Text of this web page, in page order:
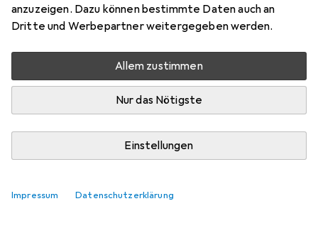
anzuzeigen. Dazu können bestimmte Daten auch an
Dritte und Werbepartner weitergegeben werden.
Allem zustimmen
Nur das Nötigste
Einstellungen
Impressum Datenschutzerklärung
Mehr als 10 Stück an Lager beim Lieferanten
Lieferort angeben für genaue Lieferzeit
In den Warenkorb
kostenloser Versand